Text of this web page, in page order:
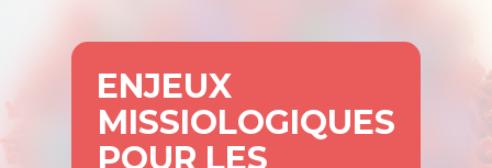
ENJEUX
MISSIOLOGIQUES
POUR LES